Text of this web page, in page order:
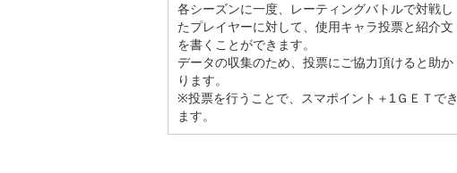
各シーズンに一度、レーティングバトルで対戦し
たプレイヤーに対して、使用キャラ投票と紹介文
を書くことができます。
データの収集のため、投票にご協力頂けると助か
ります。
※投票を行うことで、スマポイント＋1ＧＥＴでき
ます。